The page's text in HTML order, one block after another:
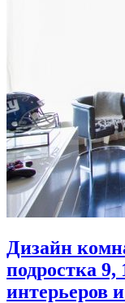
Дизайн
подростка
интерьеров